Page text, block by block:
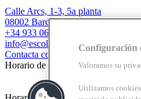
Calle Arcs, 1-3, 5a planta
08002 Barcelona
+34 933 067 844
info@escolasert.com
Contacta con nosotros
Horario de invierno: LL a J de 8.30
Configuración
Valoramos su
Utilizamos